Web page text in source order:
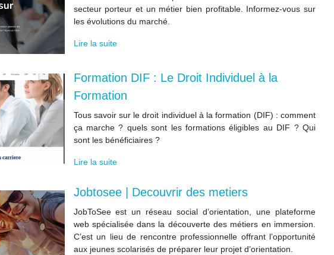
secteur porteur et un métier bien profitable. Informez-vous sur
les évolutions du marché.
Lire la suite
Formation DIF : Le Droit Individuel à la
Formation
Tous savoir sur le droit individuel à la formation (DIF) : comment
ça marche ? quels sont les formations éligibles au DIF ? Qui
sont les bénéficiaires ?
Lire la suite
Jobtosee | Decouvrir des metiers
JobToSee est un réseau social d’orientation, une plateforme
web spécialisée dans la découverte des métiers en immersion.
C’est un lieu de rencontre professionnelle offrant l’opportunité
aux jeunes scolarisés de préparer leur projet d’orientation.